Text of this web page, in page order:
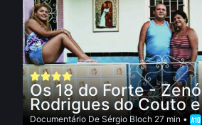
Os 18 do Forte -
Rodrigues do Couto
Documentário De Sérgio Bloch 27 min •